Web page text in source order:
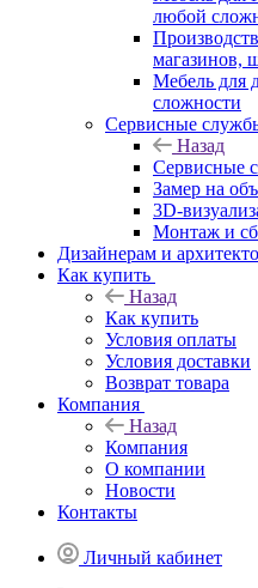
любой
магазинов,
Мебель для
сложности
Сервисные
Назад
Сервисные
Замер на
3D-
Монтаж и
Дизайнерам и
Как купить
Назад
Как купить
Условия оплаты
Условия доставки
Возврат товара
Компания
Назад
Компания
О компании
Новости
Контакты
Личный кабинет